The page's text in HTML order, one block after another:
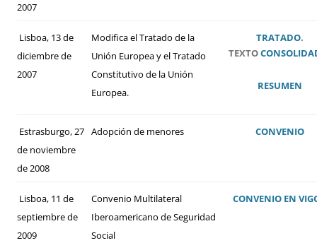
2007
Lisboa, 13 de
diciembre de
2007
Modifica el Tratado de la
Unión Europea y el Tratado
Constitutivo de la Unión
Europea.
TRATADO.
TEXTO
RESUMEN
Estrasburgo, 27
de noviembre
de 2008
Adopción de menores CONVENIO
Lisboa, 11 de
septiembre de
2009
Convenio Multilateral
Iberoamericano de Seguridad
Social
CONVENIO EN